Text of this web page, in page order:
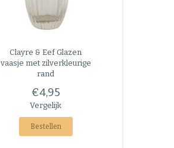
Clayre & EefGlazen
vaasje met zilverkleurige
rand
€4,95
Vergelijk
Bestellen